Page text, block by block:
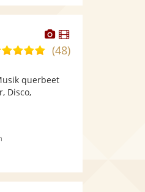
Dieser
Künstler
stellt
bereit.
Dieser
Künstler
5,0
5
(48)
querbeet
Disco,